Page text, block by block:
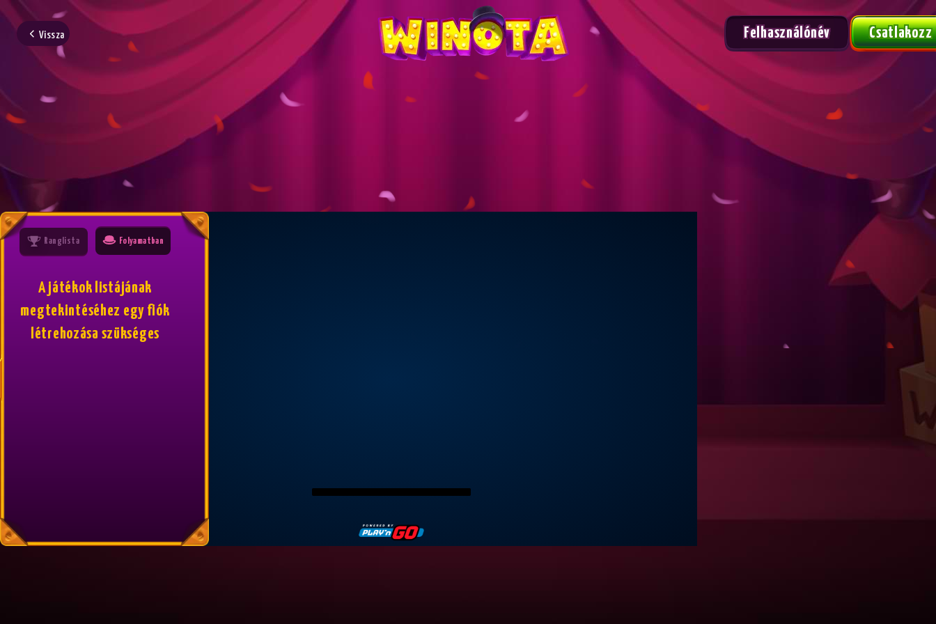
Vissza Felhasználónév Csatlakozz
Ranglista Folyamatban
A játékok listájának
megtekintéséhez egy fiók
létrehozása szükséges